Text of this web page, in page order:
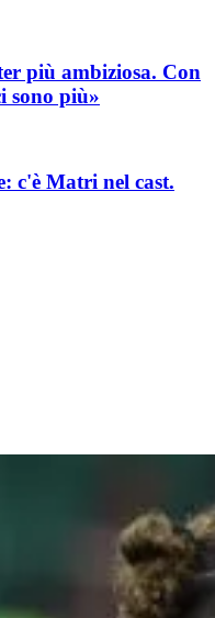
più ambiziosa. Con
sono più»
c'è Matri nel cast.